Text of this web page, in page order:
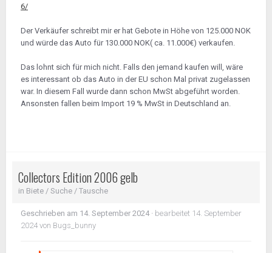
6/
Der Verkäufer schreibt mir er hat Gebote in Höhe von 125.000 NOK
und würde das Auto für 130.000 NOK( ca. 11.000€) verkaufen.
Das lohnt sich für mich nicht. Falls den jemand kaufen will, wäre
es interessant ob das Auto in der EU schon Mal privat zugelassen
war. In diesem Fall wurde dann schon MwSt abgeführt worden.
Ansonsten fallen beim Import 19 % MwSt in Deutschland an.
Collectors Edition 2006 gelb
in Biete / Suche / Tausche
Geschrieben am 14. September 2024· bearbeitet 14. September
2024 von Bugs_bunny